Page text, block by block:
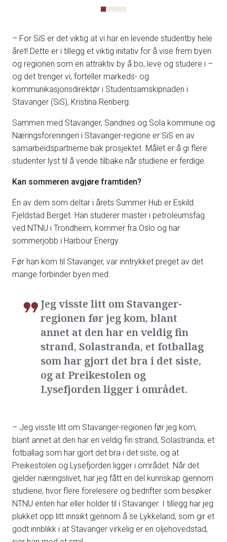
– For SiS er det viktig at vi har en levende studentby hele
året! Dette er i tillegg et viktig initativ for å vise frem byen
og regionen som en attraktiv by å bo, leve og studere i –
og det trenger vi, forteller markeds- og
kommunikasjonsdirektør i Studentsamskipnaden i
Stavanger (SiS), Kristina Renberg.
Sammen med Stavanger, Sandnes og Sola kommune og
Næringsforeningen i Stavanger-regione er SiS en av
samarbeidspartnerne bak prosjektet. Målet er å gi flere
studenter lyst til å vende tilbake når studiene er ferdige.
Kan sommeren avgjøre framtiden?
Én av dem som deltar i årets Summer Hub er Eskild
Fjeldstad Berget. Han studerer master i petroleumsfag
ved NTNU i Trondheim, kommer fra Oslo og har
sommerjobb i Harbour Energy.
Før han kom til Stavanger, var inntrykket preget av det
mange forbinder byen med.
Jeg visste litt om Stavanger-
regionen før jeg kom, blant
annet at den har en veldig fin
strand, Solastranda, et fotballag
som har gjort det bra i det siste,
og at Preikestolen og
Lysefjorden ligger i området.
– Jeg visste litt om Stavanger-regionen før jeg kom,
blant annet at den har en veldig fin strand, Solastranda, et
fotballag som har gjort det bra i det siste, og at
Preikestolen og Lysefjorden ligger i området. Når det
gjelder næringslivet, har jeg fått en del kunnskap gjennom
studiene, hvor flere forelesere og bedrifter som besøker
NTNU enten har eller holder til i Stavanger. I tillegg har jeg
plukket opp litt innsikt gjennom å se Lykkeland, som gir et
godt innblikk i at Stavanger virkelig er en oljehovedstad,